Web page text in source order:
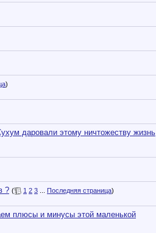
)
даровали этому ничтожеству жизнь
? ( 1 2 3 Последняя страница)
плюсы и минусы этой маленькой